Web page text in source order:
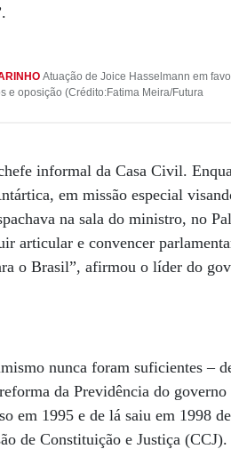
Atuação de Joice Hasselmann em
e oposição (Crédito:Fatima Meira/Futura
informal da Casa Civil.
em missão especial
na sala do ministro, no
articular e convencer
o Brasil”, afirmou o líder do
nunca foram suficientes –
da Previdência do
em 1995 e de lá saiu em 1998
de Constituição e Justiça (CCJ).